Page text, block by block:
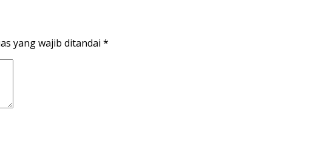
yang wajib ditandai *